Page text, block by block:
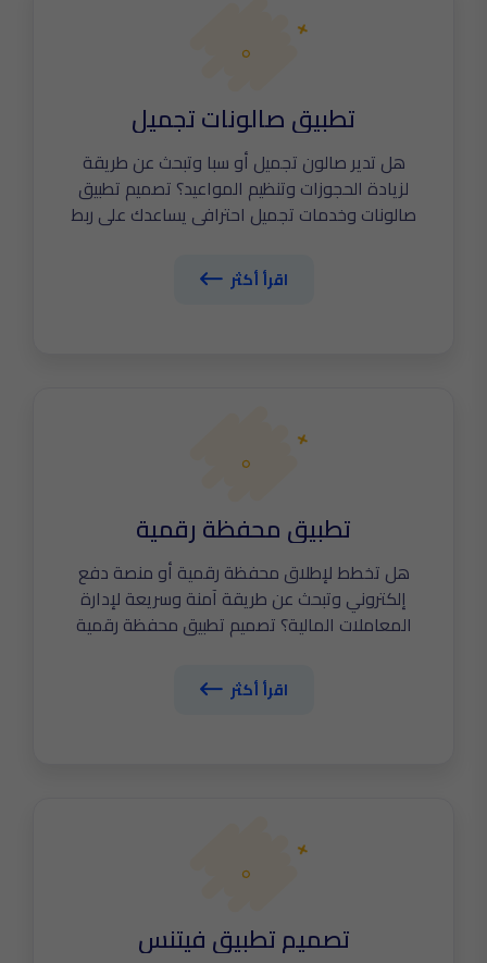
تطبيق صالونات تجميل
هل تدير صالون تجميل أو سبا وتبحث عن طريقة
لزيادة الحجوزات وتنظيم المواعيد؟ تصميم تطبيق
صالونات وخدمات تجميل احترافي يساعدك على ربط
إدارة الموظفات، وعرض الخدمات بأسعارها.
اكتشف الآن أهم مواصفات تصميم تطبيق صالون
اقرأ أكثر
تطبيق محفظة رقمية
هل تخطط لإطلاق محفظة رقمية أو منصة دفع
إلكتروني وتبحث عن طريقة آمنة وسريعة لإدارة
المعاملات المالية؟ تصميم تطبيق محفظة رقمية
Tailors نطور تطبيقات FinTech آمنة بمعايير عالمية
اقرأ أكثر
تصميم تطبيق فيتنس